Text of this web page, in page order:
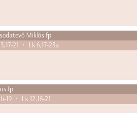
Miklós fp.
21 • Lk 6,17-23a
fp.
19 • Lk 12,16-21